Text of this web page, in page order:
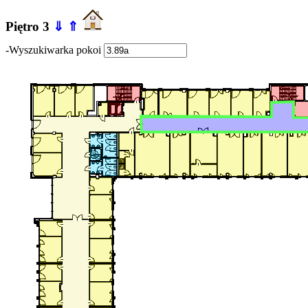
Piętro 3 ⇓ ⇑
-Wyszukiwarka pokoi